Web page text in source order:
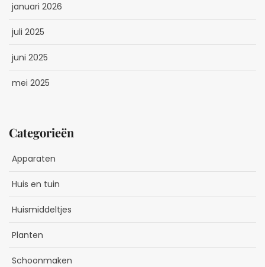
januari 2026
juli 2025
juni 2025
mei 2025
Categorieën
Apparaten
Huis en tuin
Huismiddeltjes
Planten
Schoonmaken